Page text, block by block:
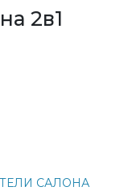
2в1
САЛОНА